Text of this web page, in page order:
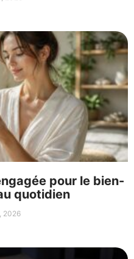
pour le bien-
quotidien
2026